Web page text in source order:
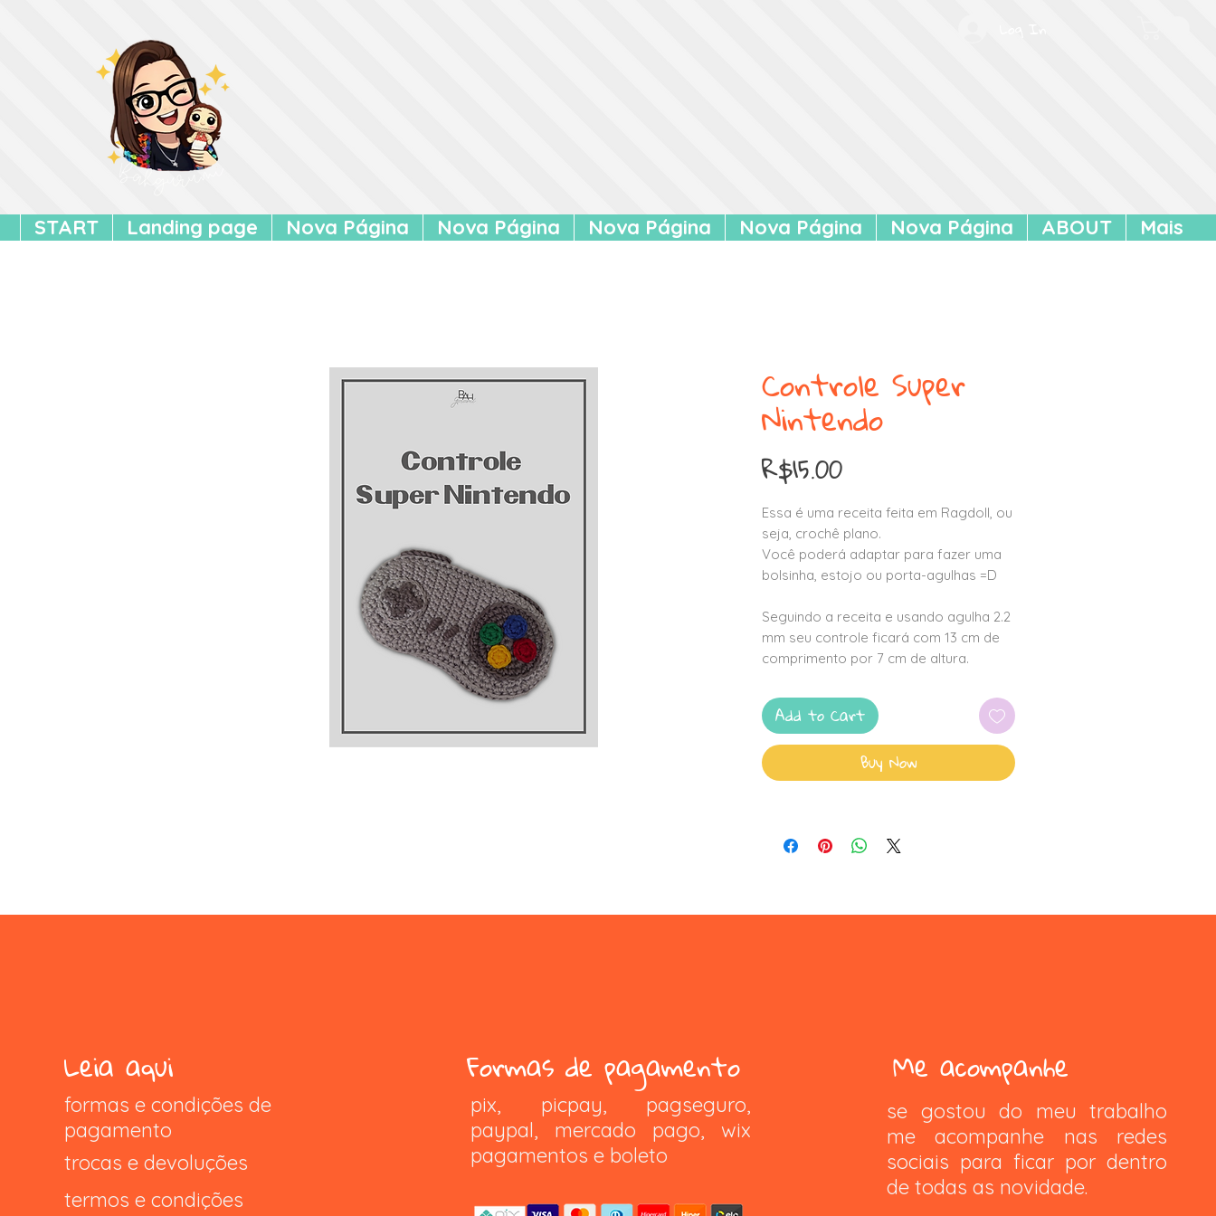
START Landing page Nova Página Nova Página Nova Página Nova Página Nova Página ABOUT Mais
Controle Super
Nintendo
R$15.00Price
Essa é uma receita feita em Ragdoll, ou
seja, crochê plano.
Você poderá adaptar para fazer uma
bolsinha, estojo ou porta-agulhas =D
Seguindo a receita e usando agulha 2.2
mm seu controle ficará com 13 cm de
comprimento por 7 cm de altura.
Add to Cart
Buy Now
Leia aqui
formas e condições de
pagamento
trocas e devoluções
termos e condições
Formas de pagamento
pix, picpay, pagseguro,
paypal, mercado pago, wix
pagamentos e boleto
Me acompanhe
se gostou do meu trabalho
me acompanhe nas redes
sociais para ficar por dentro
de todas as novidade.